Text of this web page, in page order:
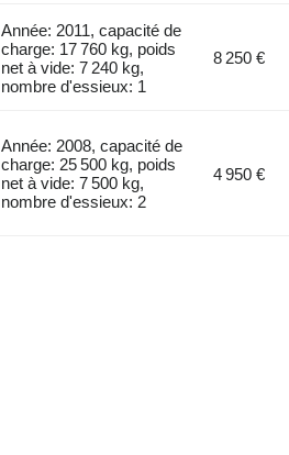
Année: 2011, capacité de
charge: 17 760 kg, poids
net à vide: 7 240 kg,
nombre d'essieux: 1
8 250 €
Année: 2008, capacité de
charge: 25 500 kg, poids
net à vide: 7 500 kg,
nombre d'essieux: 2
4 950 €